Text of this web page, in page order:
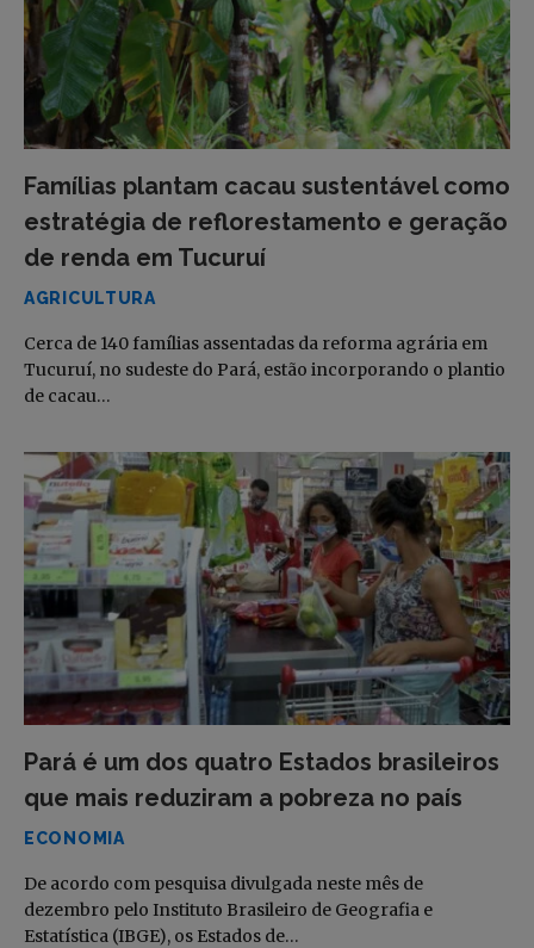
Famílias plantam cacau sustentável como
estratégia de reflorestamento e geração
de renda em Tucuruí
AGRICULTURA
Cerca de 140 famílias assentadas da reforma agrária em
Tucuruí, no sudeste do Pará, estão incorporando o plantio
de cacau…
Pará é um dos quatro Estados brasileiros
que mais reduziram a pobreza no país
ECONOMIA
De acordo com pesquisa divulgada neste mês de
dezembro pelo Instituto Brasileiro de Geografia e
Estatística (IBGE), os Estados de…